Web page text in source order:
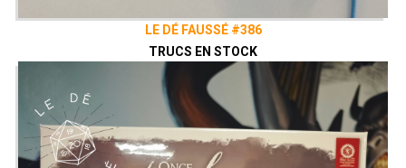
LE DÉ FAUSSÉ #386
TRUCS EN STOCK